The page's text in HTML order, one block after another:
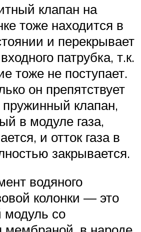
клапан на
тоже находится в
и перекрывает
патрубка, т.к.
тоже не поступает.
он препятствует
пружинный клапан,
в модуле газа,
и отток газа в
закрывается.
водяного
колонки — это
со